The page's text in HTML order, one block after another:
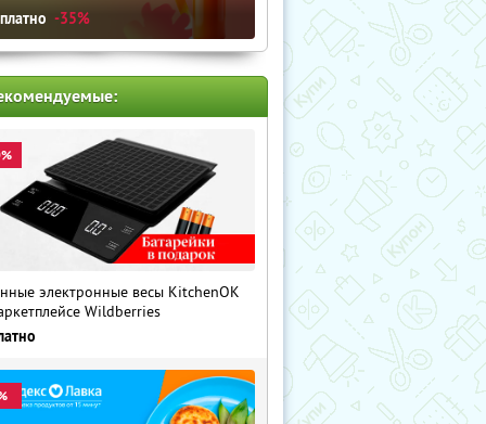
-35%
электронные весы KitchenOK
Wildberries